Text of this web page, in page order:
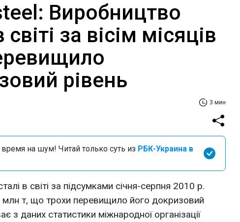
Виробництво
світі за вісім місяців
рівень
3 мин
время на шум! Читай только суть из РБК-Украина в
в світі за підсумками січня-серпня 2010 р.
млн т, що трохи перевищило його докризовий
з даних статистики міжнародної організації